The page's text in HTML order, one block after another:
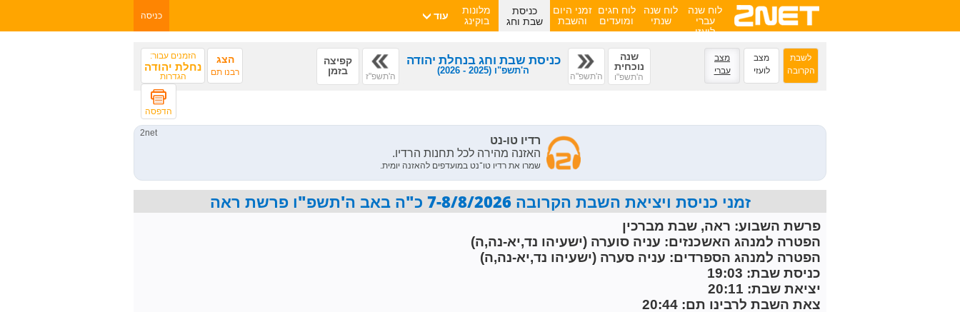
לוח שנה
עברי
לועזי
לוח שנה
שנתי
לוח חגים
ומועדים
זמני היום
והשבת
כניסת
שבת וחג
מלונות
בוקינג
עוד כניסה
לשבת
הקרובה
מצב
לועזי
מצב
עברי
הצג
רבנו תם
הזמנים עבור:
נחלת יהודה
הגדרות
הדפסה
שנה
נוכחית
ה'תשפ"ו ה'תשפ"ה
כניסת שבת וחג בנחלת יהודה
ה'תשפ"ו (2025 - 2026)
ה'תשפ"ז
קפיצה
בזמן
זמני כניסת ויציאת השבת הקרובה 7-8/8/2026 כ"ה באב ה'תשפ"ו פרשת ראה
פרשת השבוע: ראה, שבת מברכין
הפטרה למנהג האשכנזים: עניה סוערה (ישעיהו נד,יא-נה,ה)
הפטרה למנהג הספרדים: עניה סערה (ישעיהו נד,יא-נה,ה)
כניסת שבת: 19:03
יציאת שבת: 20:11
צאת השבת לרבינו תם: 20:44